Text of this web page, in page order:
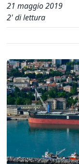
21 maggio 2019
2' di lettura